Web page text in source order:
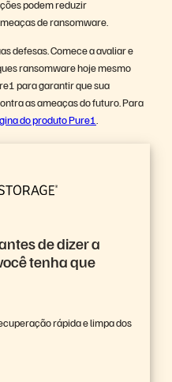
podem reduzir
de ransomware.
defesas. Comece a avaliar e
ransomware hoje mesmo
para garantir que sua
as ameaças do futuro. Para
do produto Pure1
de dizer a
tenha que
rápida e limpa dos